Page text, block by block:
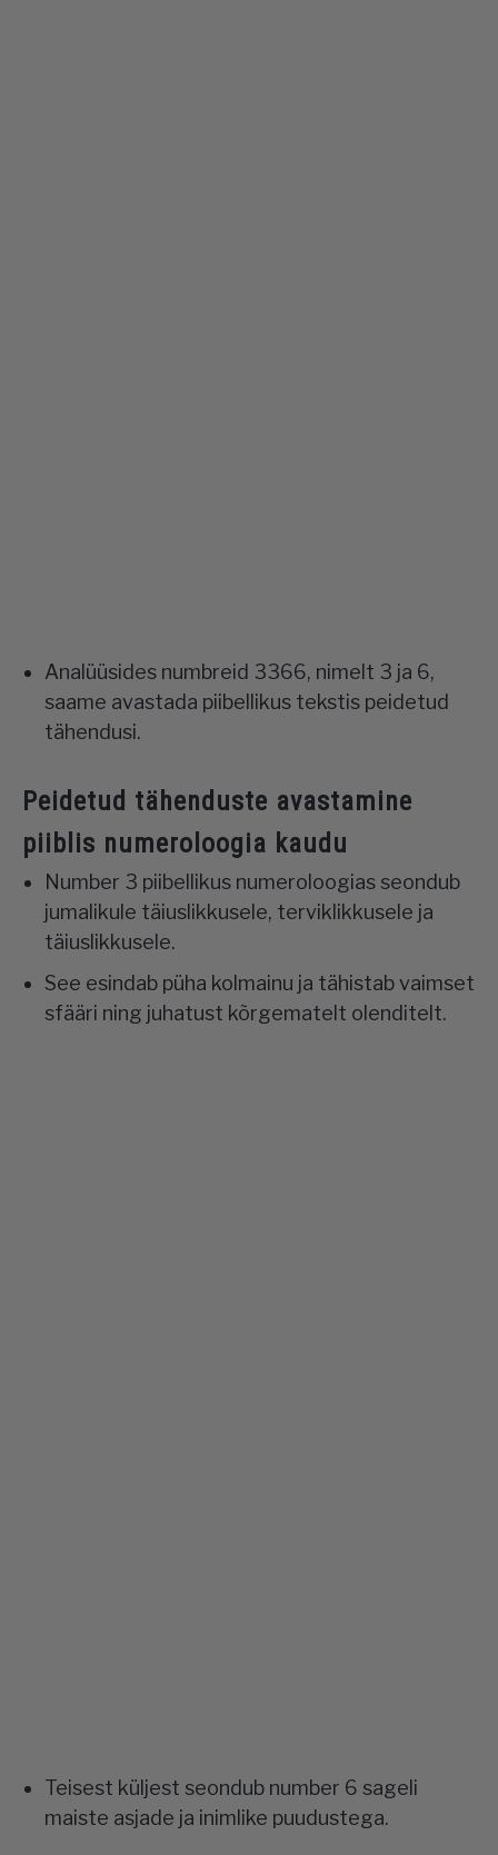
Analüüsides numbreid 3366, nimelt 3 ja 6,
saame avastada piibellikus tekstis peidetud
tähendusi.
Peidetud tähenduste avastamine
piiblis numeroloogia kaudu
Number 3 piibellikus numeroloogias seondub
jumalikule täiuslikkusele, terviklikkusele ja
täiuslikkusele.
See esindab püha kolmainu ja tähistab vaimset
sfääri ning juhatust kõrgematelt olenditelt.
Teisest küljest seondub number 6 sageli
maiste asjade ja inimlike puudustega.